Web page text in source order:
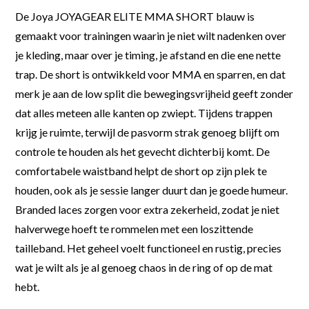
De Joya JOYAGEAR ELITE MMA SHORT blauw is
gemaakt voor trainingen waarin je niet wilt nadenken over
je kleding, maar over je timing, je afstand en die ene nette
trap. De short is ontwikkeld voor MMA en sparren, en dat
merk je aan de low split die bewegingsvrijheid geeft zonder
dat alles meteen alle kanten op zwiept. Tijdens trappen
krijg je ruimte, terwijl de pasvorm strak genoeg blijft om
controle te houden als het gevecht dichterbij komt. De
comfortabele waistband helpt de short op zijn plek te
houden, ook als je sessie langer duurt dan je goede humeur.
Branded laces zorgen voor extra zekerheid, zodat je niet
halverwege hoeft te rommelen met een loszittende
tailleband. Het geheel voelt functioneel en rustig, precies
wat je wilt als je al genoeg chaos in de ring of op de mat
hebt.